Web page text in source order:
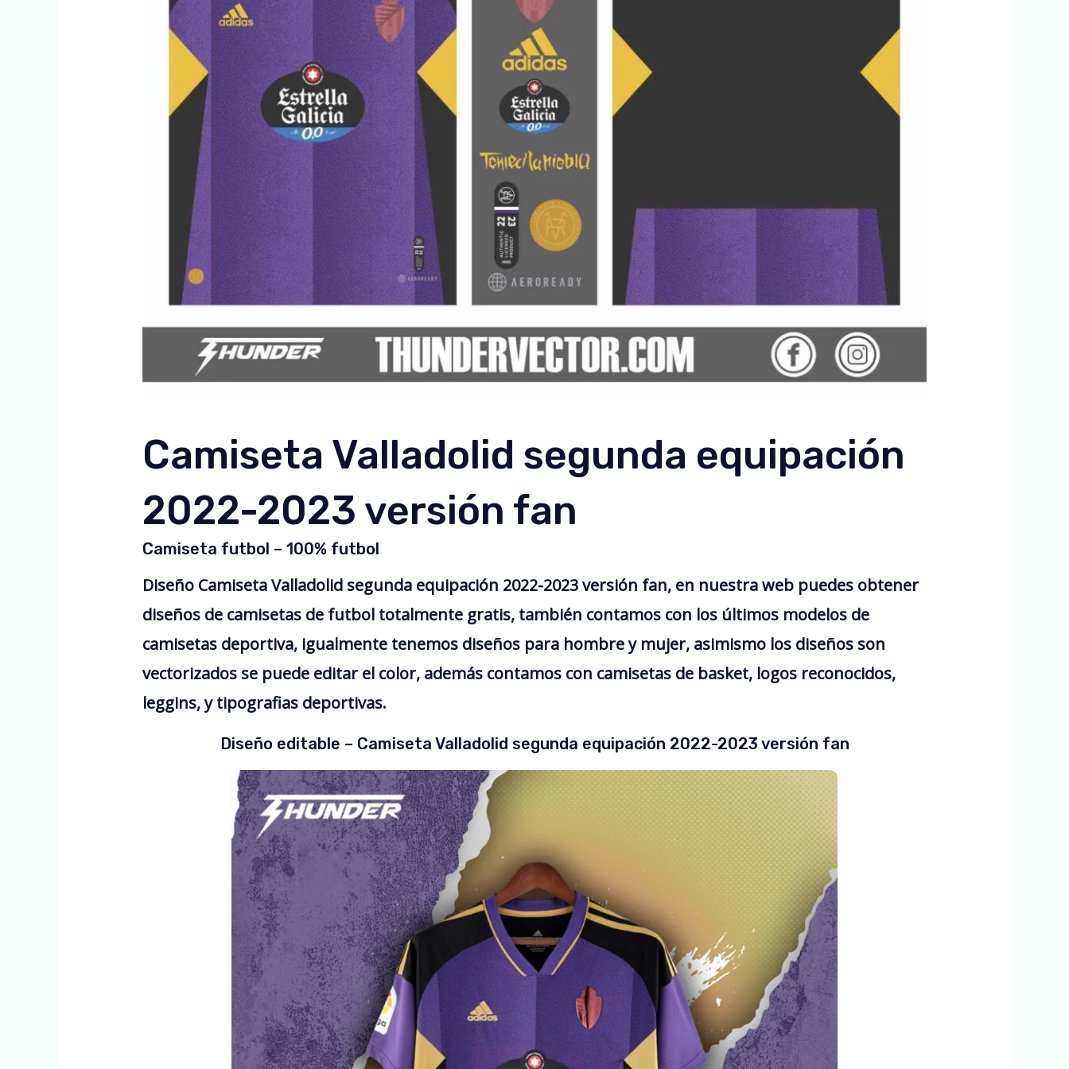
Camiseta Valladolid segunda equipación
2022-2023 versión fan
Camiseta futbol – 100% futbol
Diseño Camiseta Valladolid segunda equipación 2022-2023 versión fan, en nuestra web puedes obtener
diseños de camisetas de futbol totalmente gratis, también contamos con los últimos modelos de
camisetas deportiva, igualmente tenemos diseños para hombre y mujer, asimismo los diseños son
vectorizados se puede editar el color, además contamos con camisetas de basket, logos reconocidos,
leggins, y tipografias deportivas.
Diseño editable – Camiseta Valladolid segunda equipación 2022-2023 versión fan